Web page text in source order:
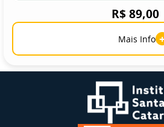
R$ 89,00
Mais Info